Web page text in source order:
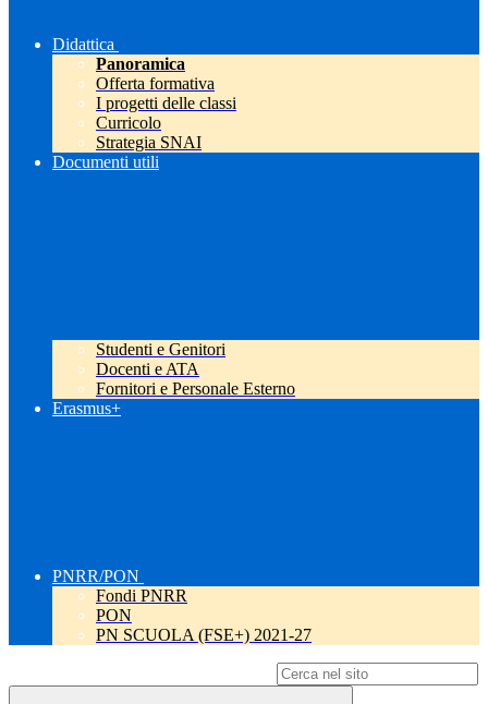
Didattica
Panoramica
Offerta formativa
I progetti delle classi
Curricolo
Strategia SNAI
Documenti utili
Studenti e Genitori
Docenti e ATA
Fornitori e Personale Esterno
Erasmus+
PNRR/PON
Fondi PNRR
PON
PN SCUOLA (FSE+) 2021-27